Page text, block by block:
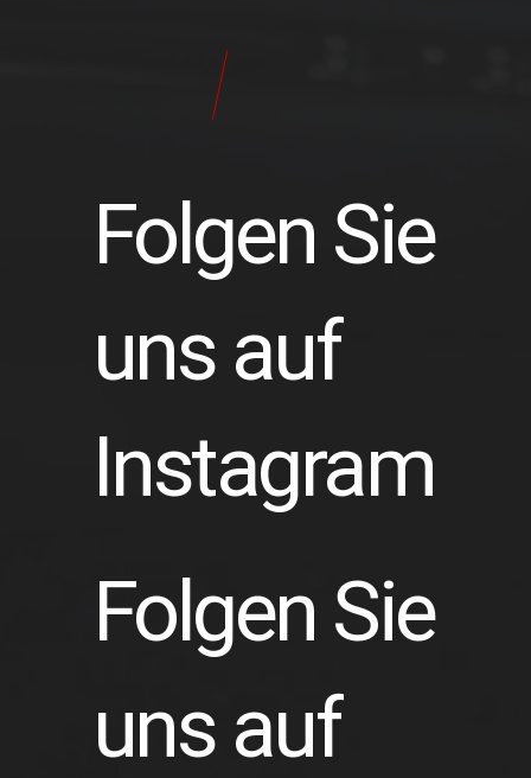
Folgen Sie
uns auf
Instagram
Folgen Sie
uns auf